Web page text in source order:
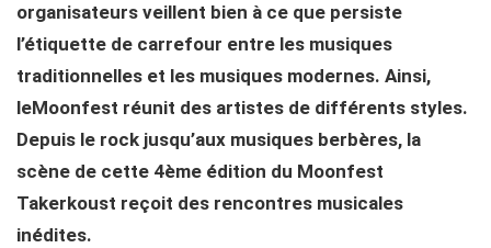
organisateurs veillent bien à ce que persiste
l’étiquette de carrefour entre les musiques
traditionnelles et les musiques modernes. Ainsi,
leMoonfest réunit des artistes de différents styles.
Depuis le rock jusqu’aux musiques berbères, la
scène de cette 4ème édition du Moonfest
Takerkoust reçoit des rencontres musicales
inédites.